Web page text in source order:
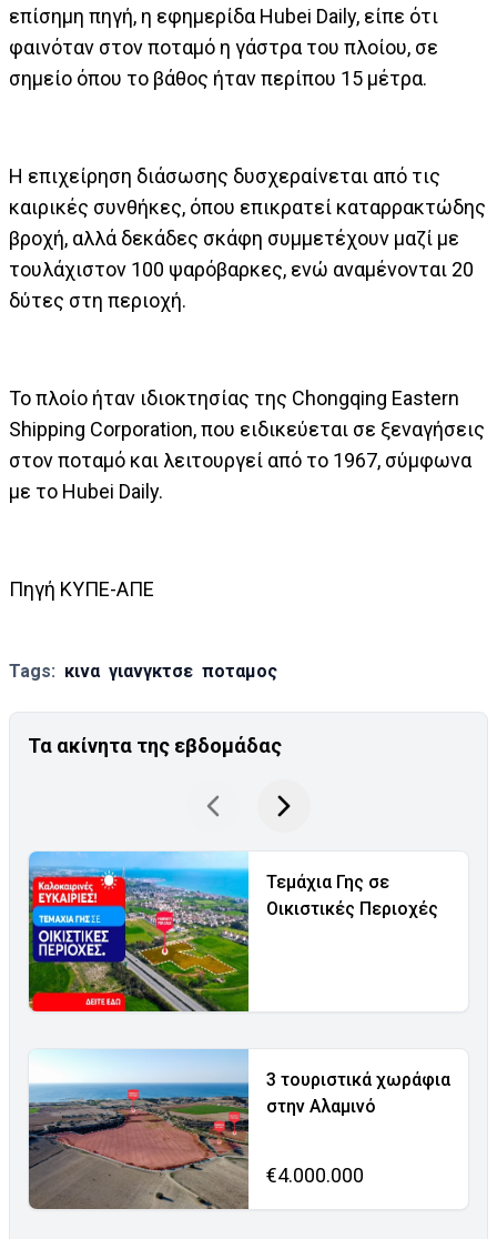
επίσημη πηγή, η εφημερίδα Hubei Daily, είπε ότι
φαινόταν στον ποταμό η γάστρα του πλοίου, σε
σημείο όπου το βάθος ήταν περίπου 15 μέτρα.
Η επιχείρηση διάσωσης δυσχεραίνεται από τις
καιρικές συνθήκες, όπου επικρατεί καταρρακτώδης
βροχή, αλλά δεκάδες σκάφη συμμετέχουν μαζί με
τουλάχιστον 100 ψαρόβαρκες, ενώ αναμένονται 20
δύτες στη περιοχή.
Το πλοίο ήταν ιδιοκτησίας της Chongqing Eastern
Shipping Corporation, που ειδικεύεται σε ξεναγήσεις
στον ποταμό και λειτουργεί από το 1967, σύμφωνα
με το Hubei Daily.
Πηγή ΚΥΠΕ-ΑΠΕ
Tags: κινα γιανγκτσε ποταμος
Τα ακίνητα της εβδομάδας
Τεμάχια Γης σε
Οικιστικές Περιοχές
3 τουριστικά χωράφια
στην Αλαμινό
€4.000.000